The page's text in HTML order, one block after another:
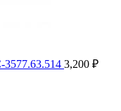
3577.63.514 3,200 ₽